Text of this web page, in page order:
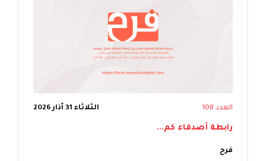
العدد 108 الثلاثاء 31 آذار 2026
رابطة أصدقاء كم...
فرح